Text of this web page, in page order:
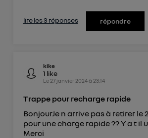
lire les 3 réponses répondre
kike
1 like
Le 27 janvier 2024à 23:14
Trappe pour recharge rapide
BonjourJe n arrive pas à retirer le
pour une charge rapide ?? Y a t il
Merci